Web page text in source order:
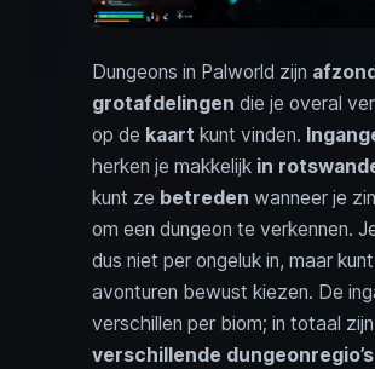
Dungeons in Palworld zijn
grotafdelingen die je overal
op de kaart kunt vinden.
herken je makkelijk in
kunt ze betreden wanneer je
om een dungeon te verkennen.
dus niet per ongeluk in, maar
avonturen bewust kiezen. De
verschillen per biom; in totaal
verschillende dungeonregio’s